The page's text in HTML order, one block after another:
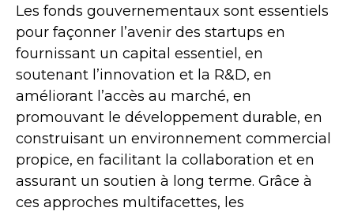
Les fonds gouvernementaux sont essentiels
pour façonner l’avenir des startups en
fournissant un capital essentiel, en
soutenant l’innovation et la R&D, en
améliorant l’accès au marché, en
promouvant le développement durable, en
construisant un environnement commercial
propice, en facilitant la collaboration et en
assurant un soutien à long terme. Grâce à
ces approches multifacettes, les